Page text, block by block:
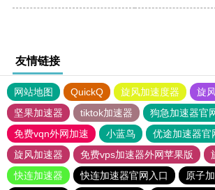
友情链接
网站地图 QuickQ 旋风加速度器
旋
坚果加速器
tiktok加速器
狗急加速器官
免费vqn外网加速
小蓝鸟 优途加速器官
旋风加速器
免费vps加速器外网苹果版
快连加速器
快连加速器官网入口
原子